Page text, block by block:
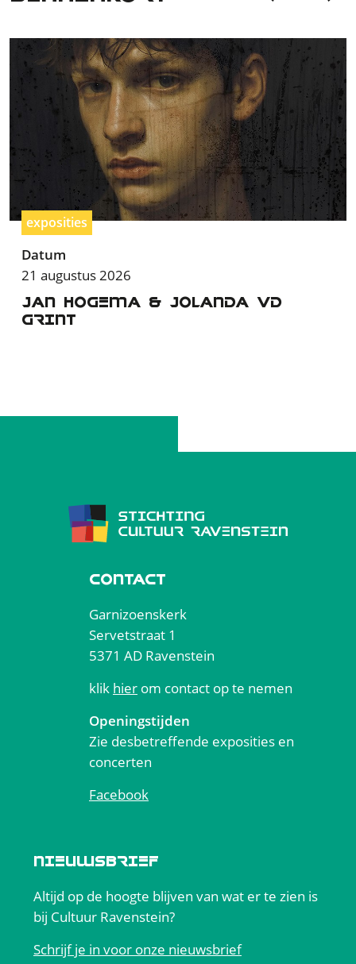
exposities
Datum
21 augustus 2026
JAN HOGEMA & JOLANDA VD
GRINT
CONTACT
Garnizoenskerk
Servetstraat 1
5371 AD Ravenstein
klik hier om contact op te nemen
Openingstijden
Zie desbetreffende exposities en
concerten
Facebook
NIEUWSBRIEF
Altijd op de hoogte blijven van wat er te zien is
bij Cultuur Ravenstein?
Schrijf je in voor onze nieuwsbrief